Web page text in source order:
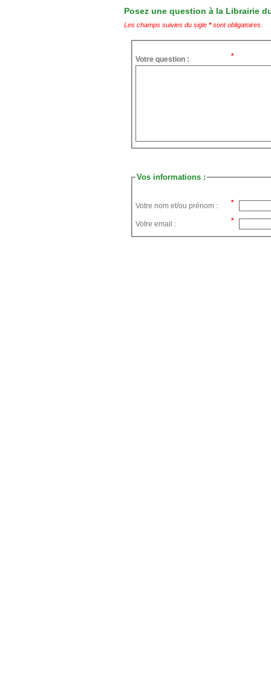
Posez une question à la Librairie
Les champs suivies du sigle *sont obligatoires.
Votre question :
Vos informations :
Votre nom et/ou prénom :
Votre email :